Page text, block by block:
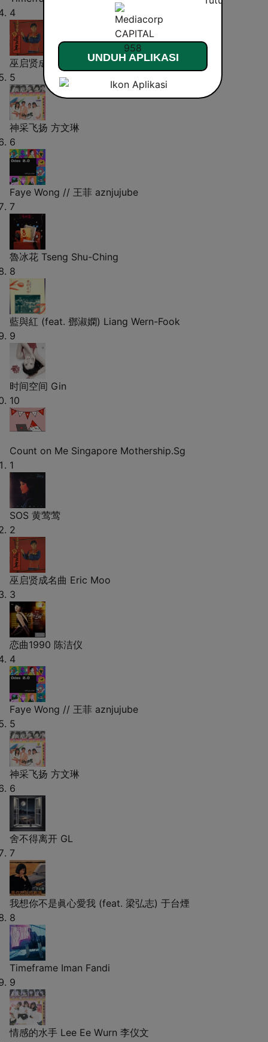
4
巫启贤成名曲
Eric Moo
5
神采飞扬 方文琳
6
Faye Wong // 王菲 aznjujube
7
魯冰花 Tseng Shu-Ching
8
藍與紅 (feat. 鄧淑嫻) Liang Wern-Fook
9
时间空间 Gin
10
Count on Me Singapore Mothership.Sg
1
SOS 黄莺莺
2
巫启贤成名曲 Eric Moo
3
恋曲1990 陈洁仪
4
Faye Wong // 王菲 aznjujube
5
神采飞扬 方文琳
6
舍不得离开 GL
7
我想你不是眞心愛我 (feat. 梁弘志) 于台煙
8
Timeframe Iman Fandi
9
情感的水手 Lee Ee Wurn 李仪文
UNDUH APLIKASI